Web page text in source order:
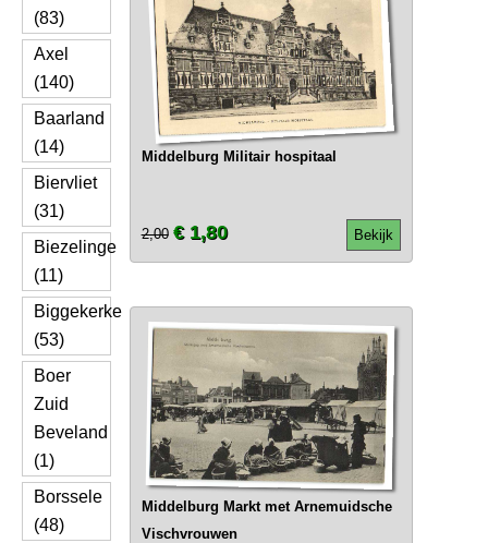
(83)
Axel
(140)
Baarland
(14)
Biervliet
(31)
Biezelinge
(11)
Biggekerke
(53)
Boer
Zuid
Beveland
(1)
Borssele
(48)
Middelburg Militair hospitaal
Bekijk
2,00 € 1,80
Middelburg Markt met Arnemuidsche
Vischvrouwen